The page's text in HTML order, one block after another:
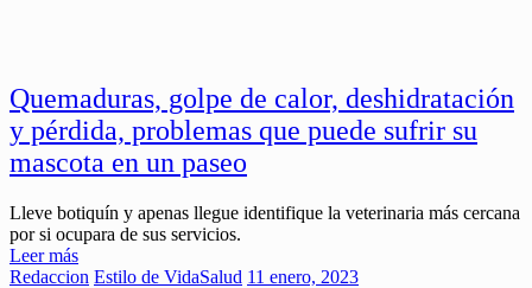
Quemaduras, golpe de calor, deshidratación
y pérdida, problemas que puede sufrir su
mascota en un paseo
Lleve botiquín y apenas llegue identifique la veterinaria más cercana
por si ocupara de sus servicios.
Leer más
Redaccion Estilo de VidaSalud 11 enero, 2023